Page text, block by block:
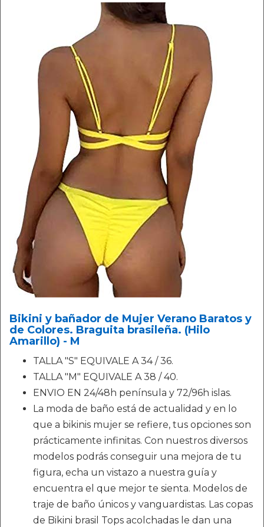
Bikini y bañador de Mujer Verano Baratos y
de Colores. Braguita brasileña. (Hilo
Amarillo) - M
TALLA "S" EQUIVALE A 34 / 36.
TALLA "M" EQUIVALE A 38 / 40.
ENVIO EN 24/48h península y 72/96h islas.
La moda de baño está de actualidad y en lo
que a bikinis mujer se refiere, tus opciones son
prácticamente infinitas. Con nuestros diversos
modelos podrás conseguir una mejora de tu
figura, echa un vistazo a nuestra guía y
encuentra el que mejor te sienta. Modelos de
traje de baño únicos y vanguardistas. Las copas
de Bikini brasil Tops acolchadas le dan una